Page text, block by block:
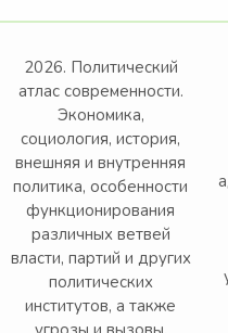
2026. Политический
атлас современности.
Экономика,
социология, история,
внешняя и внутренняя
политика, особенности
функционирования
различных ветвей
власти, партий и других
политических
институтов, а также